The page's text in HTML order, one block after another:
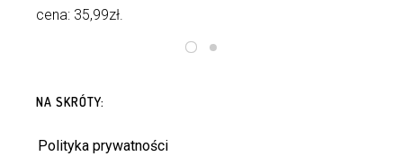
cena: 35,99zł.
NA SKRÓTY:
Polityka prywatności